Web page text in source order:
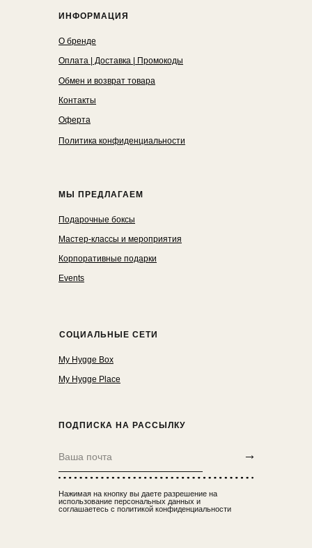
ИНФОРМАЦИЯ
МЫ ПРЕДЛАГАЕМ
СОЦИАЛЬНЫЕ СЕТИ
→
Нажимая на кнопку вы даете разрешение на
использование персональных данных и
соглашаетесь с политикой конфиденциальности
ПОДПИСКА НА РАССЫЛКУ
О бренде
Оплата | Доставка | Промокоды
Обмен и возврат товара
Контакты
Оферта
Политика конфиденциальности
Подарочные боксы
Мастер-классы и мероприятия
Корпоративные подарки
Events
My Hygge Box
My Hygge Place